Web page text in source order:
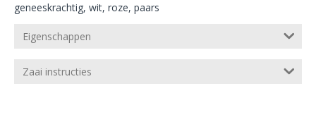
geneeskrachtig, wit, roze, paars
Eigenschappen
Zaai instructies